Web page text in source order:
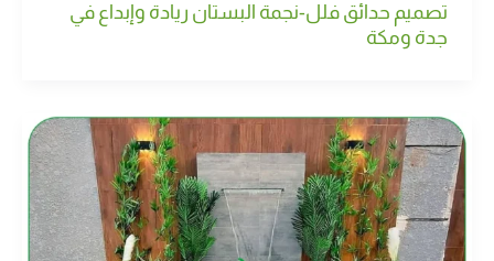
تصميم حدائق فلل-نجمة البستان ريادة وإبداع في
جدة ومكة